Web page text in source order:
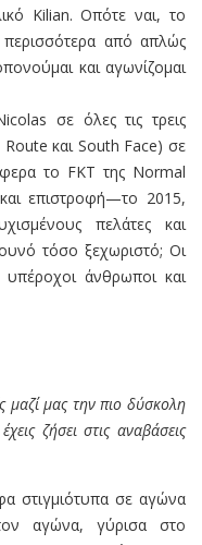
Kilian. Οπότε ναι, το
από απλώς
και αγωνίζομαι
σε όλες τις τρεις
και South Face) σε
το FKT της Normal
επιστροφή—το 2015,
πελάτες και
τόσο ξεχωριστό; Οι
άνθρωποι και
μαζί μας την πιο δύσκολη
ζήσει στις αναβάσεις
στιγμιότυπα σε αγώνα
αγώνα, γύρισα στο